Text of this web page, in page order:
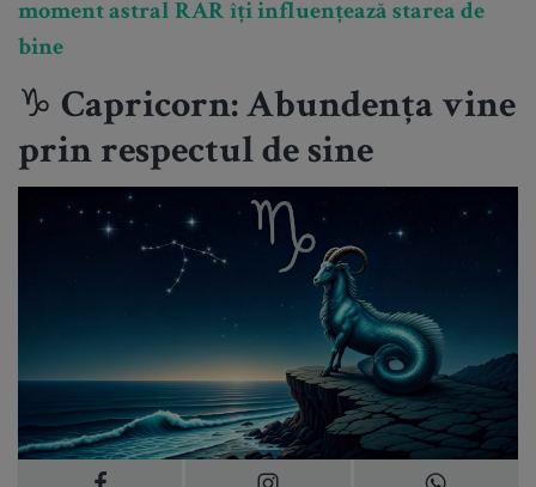
moment astral RAR îți influențează starea de
bine
♑ Capricorn: Abundența vine
prin respectul de sine